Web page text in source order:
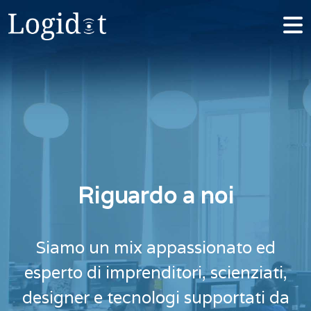
Riguardo a noi
Siamo un mix appassionato ed
esperto di imprenditori, scienziati,
designer e tecnologi supportati da